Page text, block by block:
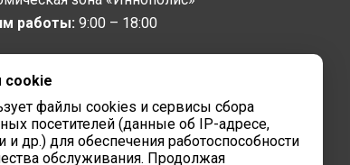
работы: 9:00 – 18:00
представительство
г. Москва, Нижний Сусальный переулок, 5,
парк «Арма»
работы:9:00 – 18:00
вычислительной техники
cookie
файлы cookies и сервисы сбора
посетителей (данные об IP-адресе,
др.) для обеспечения работоспособности
обслуживания. Продолжая